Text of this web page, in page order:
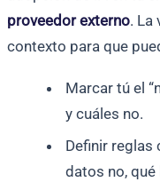
proveedor externo. La
contexto para que
Marcar tú el
y cuáles no.
Definir reglas
datos no,